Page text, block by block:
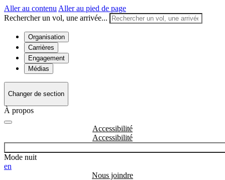
Aller au contenu Aller au pied de page
Rechercher un vol, une arrivée...
Organisation
Carrières
Engagement
Médias
Changer de section
À propos
Accessibilité
Mode nuit
en
Nous joindre